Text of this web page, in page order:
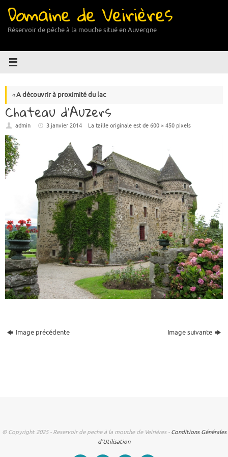
contenu
Domaine de Veirières
Réservoir de pêche à la mouche situé en Auvergne
«A découvrir à proximité du lac
Chateau d’Auzers
admin 3 janvier 2014 La taille originale est de600 × 450 pixels
Image précédente Image suivante
© Copyright 2025 - Reservoir de peche à la mouche de Veirières - Conditions Générales
d'Utilisation